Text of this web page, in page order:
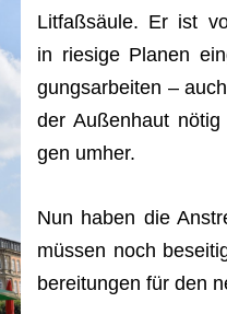
Lit­faß­säule. Er ist
in rie­sige Pla­nen
gungs­ar­bei­ten –
der Außen­haut
gen umher.
Nun haben die
müs­sen noch
be­rei­tun­gen für den